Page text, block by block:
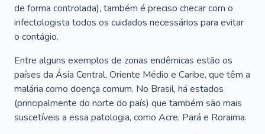
de forma controlada), também é preciso checar com o
infectologista todos os cuidados necessários para evitar
o contágio.
Entre alguns exemplos de zonas endêmicas estão os
países da Ásia Central, Oriente Médio e Caribe, que têm a
malária como doença comum. No Brasil, há estados
(principalmente do norte do país) que também são mais
suscetíveis a essa patologia, como Acre, Pará e Roraima.